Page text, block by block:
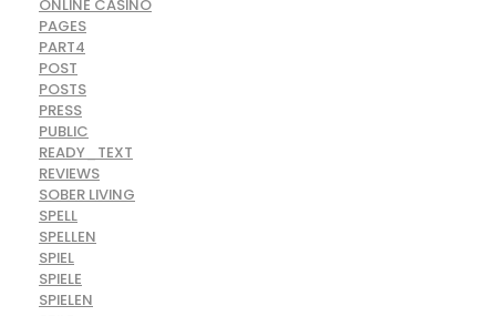
ONLINE CASINO
PAGES
PART4
POST
POSTS
PRESS
PUBLIC
READY_TEXT
REVIEWS
SOBER LIVING
SPELL
SPELLEN
SPIEL
SPIELE
SPIELEN